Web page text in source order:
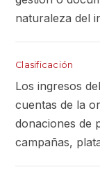
naturaleza del
Clasificación
Los ingresos
cuentas de la
donaciones de
campañas,